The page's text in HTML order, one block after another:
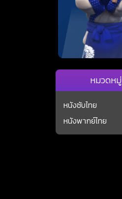
หมวดหมู่
หนังซับไทย
หนังพากย์ไทย